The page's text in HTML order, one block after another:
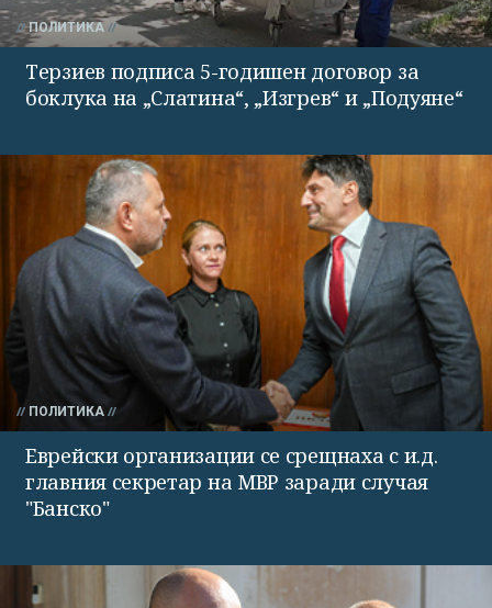
ПОЛИТИКА
Терзиев подписа 5-годишен договор за
боклука на „Слатина“, „Изгрев“ и „Подуяне“
ПОЛИТИКА
Еврейски организации се срещнаха с и.д.
главния секретар на МВР заради случая
"Банско"